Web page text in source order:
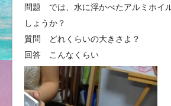
問題 では、水に浮かべたアルミホイ
しょうか？
質問 どれくらいの大きさよ？
回答 こんなくらい